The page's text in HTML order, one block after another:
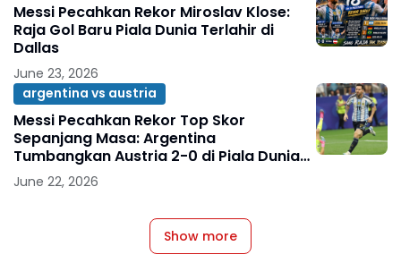
Messi Pecahkan Rekor Miroslav Klose:
Raja Gol Baru Piala Dunia Terlahir di
Dallas
June 23, 2026
argentina vs austria
Messi Pecahkan Rekor Top Skor
Sepanjang Masa: Argentina
Tumbangkan Austria 2-0 di Piala Dunia
2026
June 22, 2026
Show more